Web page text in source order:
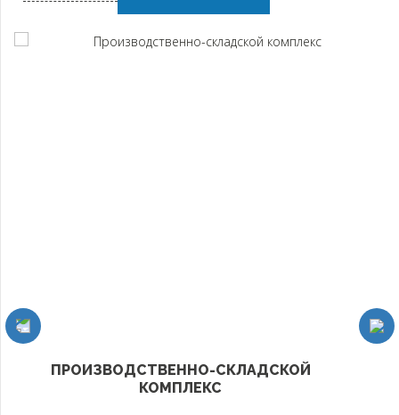
ПРОИЗВОДСТВЕННО-СКЛАДСКОЙ
КОМПЛЕКС